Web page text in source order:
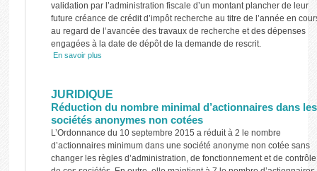
validation par l’administration fiscale d’un montant plancher de leur
future créance de crédit d’impôt recherche au titre de l’année en
au regard de l’avancée des travaux de recherche et des dépenses
engagées à la date de dépôt de la demande de rescrit.
En savoir plus
JURIDIQUE
Réduction du nombre minimal d’actionnaires dans les
sociétés anonymes non cotées
L’Ordonnance du 10 septembre 2015 a réduit à 2 le nombre
d’actionnaires minimum dans une société anonyme non cotée sans
changer les règles d’administration, de fonctionnement et de contrôle